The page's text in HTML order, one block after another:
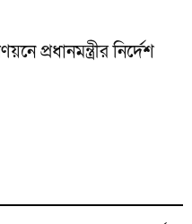
প্রধানমন্ত্রীর নির্দেশ